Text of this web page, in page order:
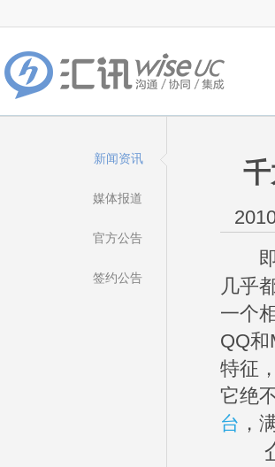
新闻资讯
媒体报道
官方公告
签约公告
即
几乎
一个
QQ和
特征
它绝
台 ，
企